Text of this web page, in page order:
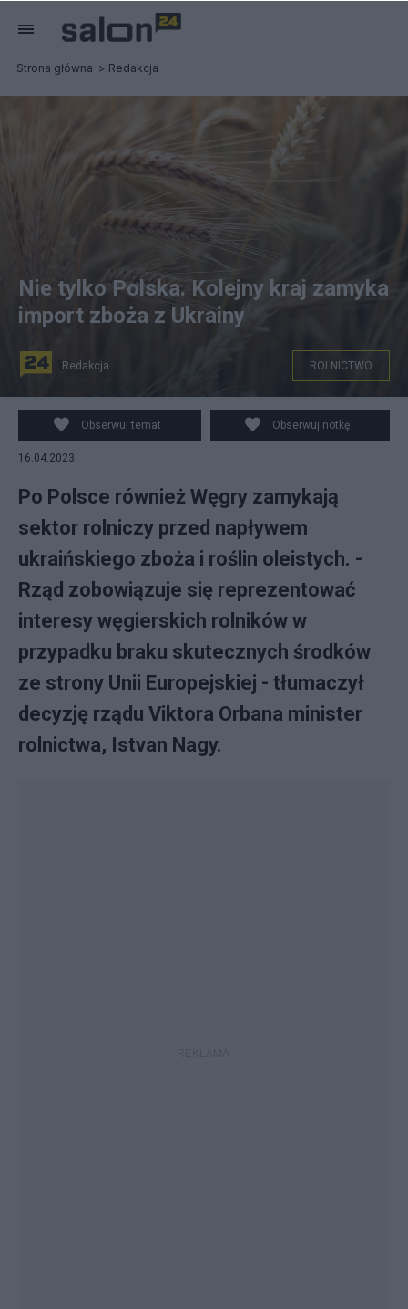
Strona główna Redakcja
Nie tylko Polska. Kolejny kraj zamyka
import zboża z Ukrainy
Redakcja ROLNICTWO
Obserwuj temat Obserwuj notkę
16.04.2023
Po Polsce również Węgry zamykają
sektor rolniczy przed napływem
ukraińskiego zboża i roślin oleistych. -
Rząd zobowiązuje się reprezentować
interesy węgierskich rolników w
przypadku braku skutecznych środków
ze strony Unii Europejskiej - tłumaczył
decyzję rządu Viktora Orbana minister
rolnictwa, Istvan Nagy.